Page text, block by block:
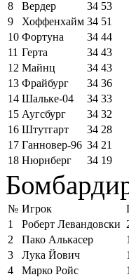
8
Вердер 34 53
9
Хоффенхайм 34 51
10 Фортуна 34 44
11 Герта 34 43
12 Майнц 34 43
13 Фрайбург 34 36
14 Шальке-04 34 33
15 Аугсбург 34 32
16 Штутгарт 34 28
17 Ганновер-96 34 21
18 Нюрнберг 34 19
№ Игрок
1
Роберт Левандовски
2
Пако Алькасер
3
Лука Йович
4
Марко Ройс